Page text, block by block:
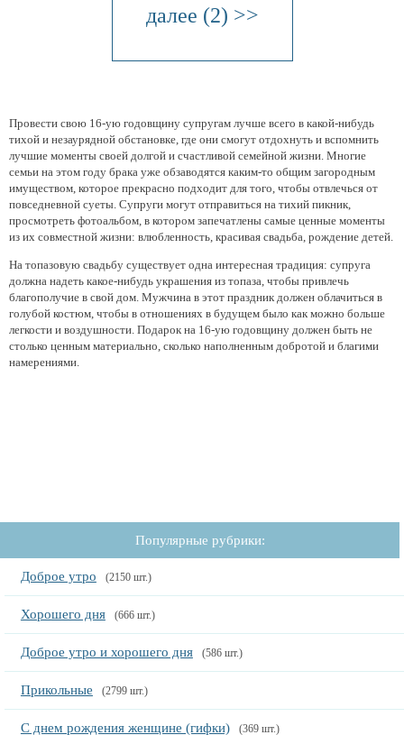
далее (2) >>
Провести свою 16-ую годовщину супругам лучше всего в какой-нибудь
тихой и незаурядной обстановке, где они смогут отдохнуть и вспомнить
лучшие моменты своей долгой и счастливой семейной жизни. Многие
семьи на этом году брака уже обзаводятся каким-то общим загородным
имуществом, которое прекрасно подходит для того, чтобы отвлечься от
повседневной суеты. Супруги могут отправиться на тихий пикник,
просмотреть фотоальбом, в котором запечатлены самые ценные моменты
из их совместной жизни: влюбленность, красивая свадьба, рождение детей.
На топазовую свадьбу существует одна интересная традиция: супруга
должна надеть какое-нибудь украшения из топаза, чтобы привлечь
благополучие в свой дом. Мужчина в этот праздник должен облачиться в
голубой костюм, чтобы в отношениях в будущем было как можно больше
легкости и воздушности. Подарок на 16-ую годовщину должен быть не
столько ценным материально, сколько наполненным добротой и благими
намерениями.
Популярные рубрики:
Доброе утро (2150 шт.)
Хорошего дня (666 шт.)
Доброе утро и хорошего дня (586 шт.)
Прикольные (2799 шт.)
С днем рождения женщине (гифки) (369 шт.)